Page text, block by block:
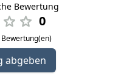
Bewertung
0
abgeben